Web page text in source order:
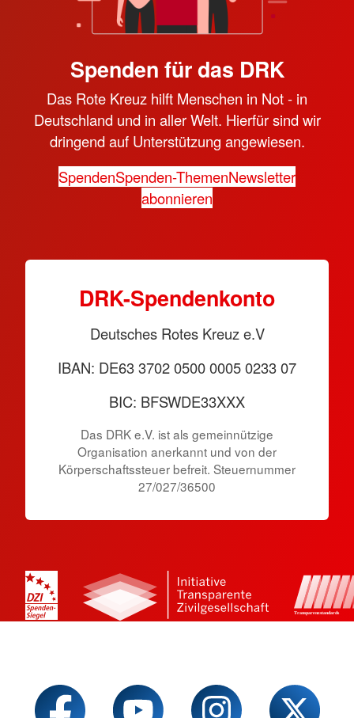
Spenden für das DRK
Das Rote Kreuz hilft Menschen in Not - in
Deutschland und in aller Welt. Hierfür sind wir
dringend auf Unterstützung angewiesen.
SpendenSpenden-ThemenNewsletter
abonnieren
DRK-Spendenkonto
Deutsches Rotes Kreuz e.V
IBAN: DE63 3702 0500 0005 0233 07
BIC: BFSWDE33XXX
Das DRK e.V. ist als gemeinnützige
Organisation anerkannt und von der
Körperschaftssteuer befreit. Steuernummer
27/027/36500